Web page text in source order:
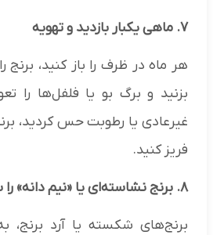
۷. ماهی یکبار بازدید و تهویه
هر ماه در ظرف را باز کنید،
بزنید و برگ بو یا فلفل‌ها را
فریز کنید.
۸. برنج نشاسته‌ای یا «نیم دانه» را سریع‌تر مصرف کنید
برنج‌های شکسته یا آرد